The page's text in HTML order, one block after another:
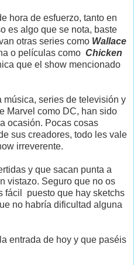
hora de esfuerzo, tanto en
es algo que se nota, baste
otras series como Wallace
o películas como Chicken
que el show mencionado
música, series de televisión y
Marvel como DC, han sido
ocasión. Pocas cosas
sus creadores, todo les vale
irreverente.
y que sacan punta a
vistazo. Seguro que no os
fácil puesto que hay sketchs
no habría dificultad alguna
entrada de hoy y que paséis